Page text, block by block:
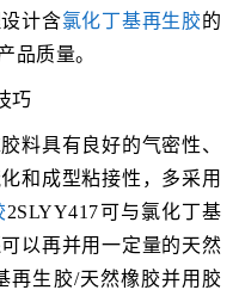
计含氯化丁基再生胶的
品质量。
巧
料具有良好的气密性、
和成型粘接性，多采用
2SLYY417可与氯化丁基
以再并用一定量的天然
再生胶/天然橡胶并用胶